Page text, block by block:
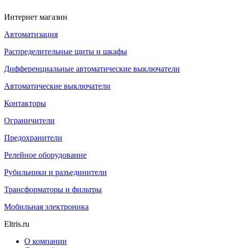
Интернет магазин
Автоматизация
Распределительные щиты и шкафы
Дифференциальные автоматические выключатели
Автоматические выключатели
Контакторы
Ограничители
Предохранители
Релейное оборудование
Рубильники и разъединители
Трансформаторы и фильтры
Мобильная электроника
Eltris.ru
О компании